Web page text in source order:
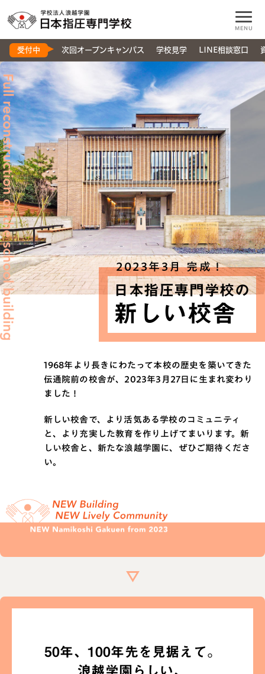
MENU
受付中 次回オープンキャンパス 学校見学 LINE相談窓口
2023年3月 完成！
日本指圧専門学校の
新しい校舎
1968年より長きにわたって本校の歴史を築いてきた
伝通院前の校舎が、2023年3月27日に生まれ変わり
ました！
新しい校舎で、より活気ある学校のコミュニティ
と、より充実した教育を作り上げてまいります。新
しい校舎と、新たな浪越学園に、ぜひご期待くださ
い。
50年、100年先を見据えて。
浪越学園らしい、